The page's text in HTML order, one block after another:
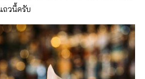
ถวนี้ครับ